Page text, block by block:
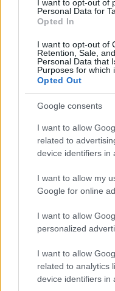
I want to opt-out of
Personal Data for
Opted In
I want to opt-out of
Retention, Sale,
Personal Data that
Purposes for which
Opted Out
Google consents
I want to allow
related to
device identifiers in
I want to allow my
Google for online
I want to allow
personalized
I want to allow
related to analytics
device identifiers in
boroktól, egy nagyon
szerkezetű bor,
savakra, mint
fogyaszthatóvá teszi,
kell, hogy szóljon.
vékonyabban
egri bort mutat be,
6 pont.
Amon Ra Shiraz by
kifinomult illat,
tartalékra enged
nagyon szépen
komplex, elegáns,
pillanatban még túl
mindene nagyon
elem:)Potenciálisan